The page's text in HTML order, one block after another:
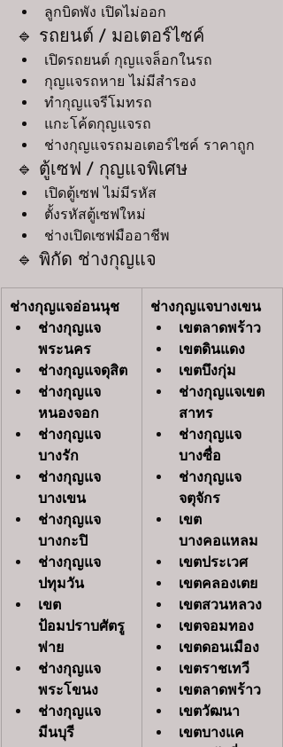
ลูกบิดพัง เปิดไม่ออก
🔹 รถยนต์ / มอเตอร์ไซค์
เปิดรถยนต์ กุญแจล็อกในรถ
กุญแจรถหาย ไม่มีสำรอง
ทำกุญแจรีโมทรถ
แกะโค้ดกุญแจรถ
ช่างกุญแจรถมอเตอร์ไซค์ ราคาถูก
🔹 ตู้เซฟ / กุญแจพิเศษ
เปิดตู้เซฟ ไม่มีรหัส
ตั้งรหัสตู้เซฟใหม่
ช่างเปิดเซฟมืออาชีพ
🔹 พิกัด ช่างกุญแจ
ช่างกุญแจอ่อนนุช
ช่างกุญแจ
พระนคร
ช่างกุญแจดุสิต
ช่างกุญแจ
หนองจอก
ช่างกุญแจ
บางรัก
ช่างกุญแจ
บางเขน
ช่างกุญแจ
บางกะปิ
ช่างกุญแจ
ปทุมวัน
เขต
ป้อมปราบศัตรู
พ่าย
ช่างกุญแจ
พระโขนง
ช่างกุญแจ
มีนบุรี
ช่างกุญแจบางเขน
เขตลาดพร้าว
เขตดินแดง
เขตบึงกุ่ม
ช่างกุญแจเขต
สาทร
ช่างกุญแจ
บางซื่อ
ช่างกุญแจ
จตุจักร
เขต
บางคอแหลม
เขตประเวศ
เขตคลองเตย
เขตสวนหลวง
เขตจอมทอง
เขตดอนเมือง
เขตราชเทวี
เขตลาดพร้าว
เขตวัฒนา
เขตบางแค